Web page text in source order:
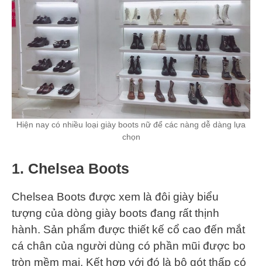
Hiện nay có nhiều loại giày boots nữ để các nàng dễ dàng lựa
chọn
1. Chelsea Boots
Chelsea Boots được xem là đôi giày biểu
tượng của dòng giày boots đang rất thịnh
hành. Sản phẩm được thiết kế cổ cao đến mắt
cá chân của người dùng có phần mũi được bo
tròn mềm mại. Kết hợp với đó là bộ gót thấp có